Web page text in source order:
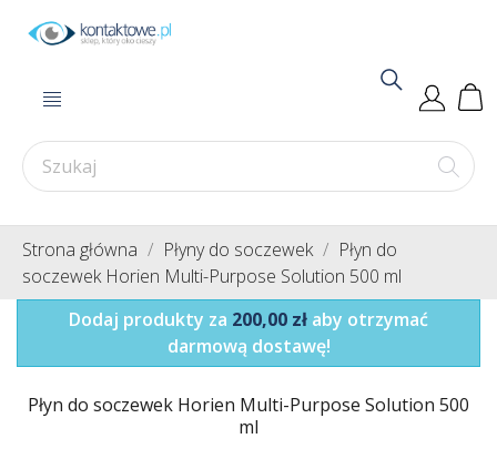
Strona główna Płyny do soczewek
Płyn do
soczewek Horien Multi-Purpose Solution 500 ml
Dodaj produkty za 200,00 zł aby otrzymać
darmową dostawę!
Płyn do soczewek Horien Multi-Purpose Solution 500
ml